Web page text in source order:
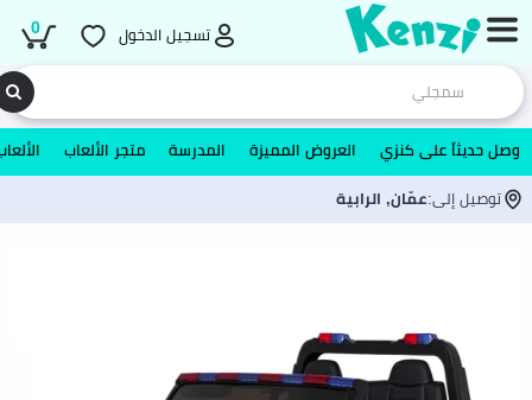
تسجيل الدخول 0
وصل حديثاً على كنزي العروض المميزة المدرسة متجر الألعاب
توصيل إلى:عمّان, الرابية